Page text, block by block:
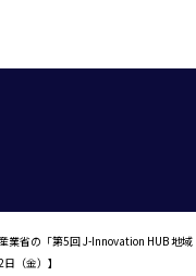
業省の「第5回 J-Innovation HUB 地域
（金）】